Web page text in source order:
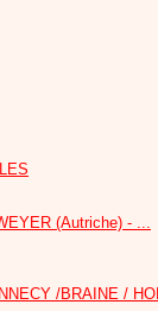
(Autriche) - ...
/BRAINE /